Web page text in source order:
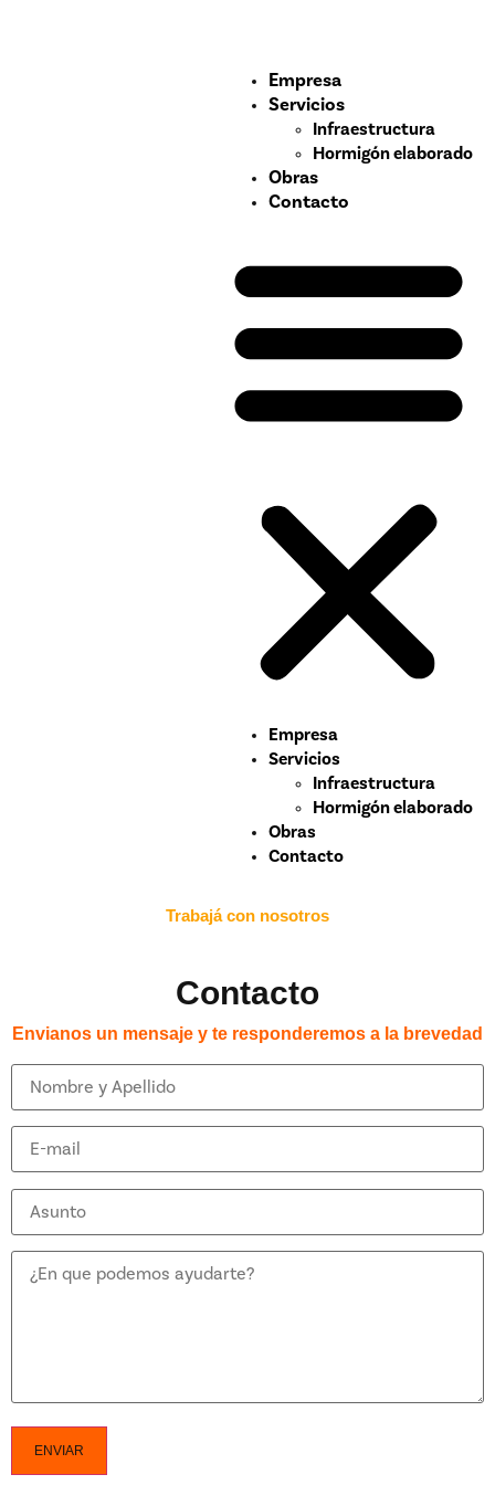
Empresa
Servicios
Infraestructura
Hormigón elaborado
Obras
Contacto
Empresa
Servicios
Infraestructura
Hormigón elaborado
Obras
Contacto
Trabajá con nosotros
Contacto
Envianos un mensaje y te responderemos a la brevedad